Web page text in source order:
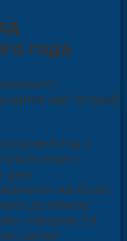
года
как "второй
год с
пошли еще с
дни
же было
до начала
говорим, 24
случае